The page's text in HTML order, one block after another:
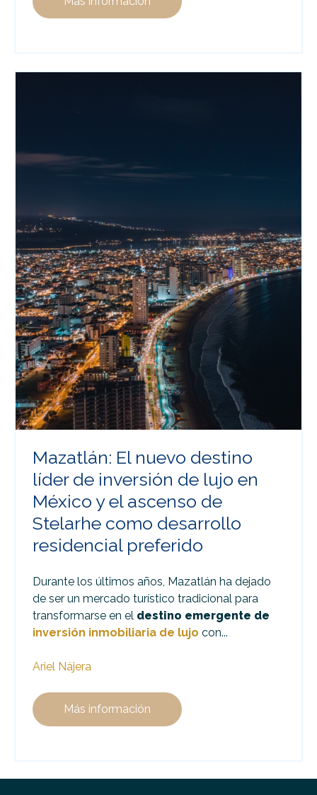
Mazatlán: El nuevo destino
líder de inversión de lujo en
México y el ascenso de
Stelarhe como desarrollo
residencial preferido
Durante los últimos años, Mazatlán ha dejado
de ser un mercado turístico tradicional para
transformarse en el destino emergente de
inversión inmobiliaria de lujo con...
Ariel Nájera
Más información